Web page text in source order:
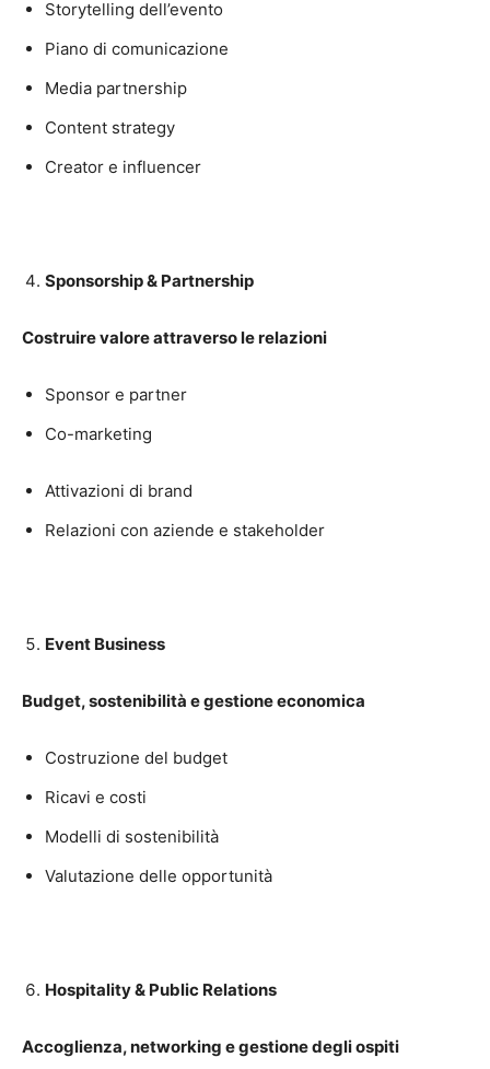
Storytelling dell’evento
Piano di comunicazione
Media partnership
Content strategy
Creator e influencer
Sponsorship & Partnership
Costruire valore attraverso le relazioni
Sponsor e partner
Co-marketing
Attivazioni di brand
Relazioni con aziende e stakeholder
Event Business
Budget, sostenibilità e gestione economica
Costruzione del budget
Ricavi e costi
Modelli di sostenibilità
Valutazione delle opportunità
Hospitality & Public Relations
Accoglienza, networking e gestione degli ospiti